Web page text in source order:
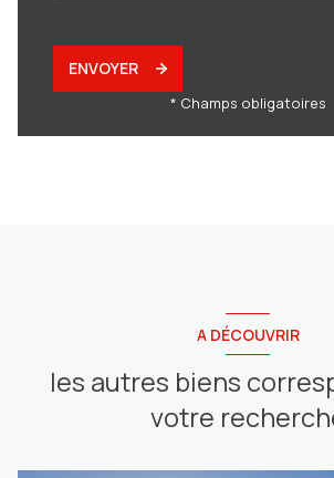
ENVOYER
* Champs obligatoires
A DÉCOUVRIR
les autres biens
votre